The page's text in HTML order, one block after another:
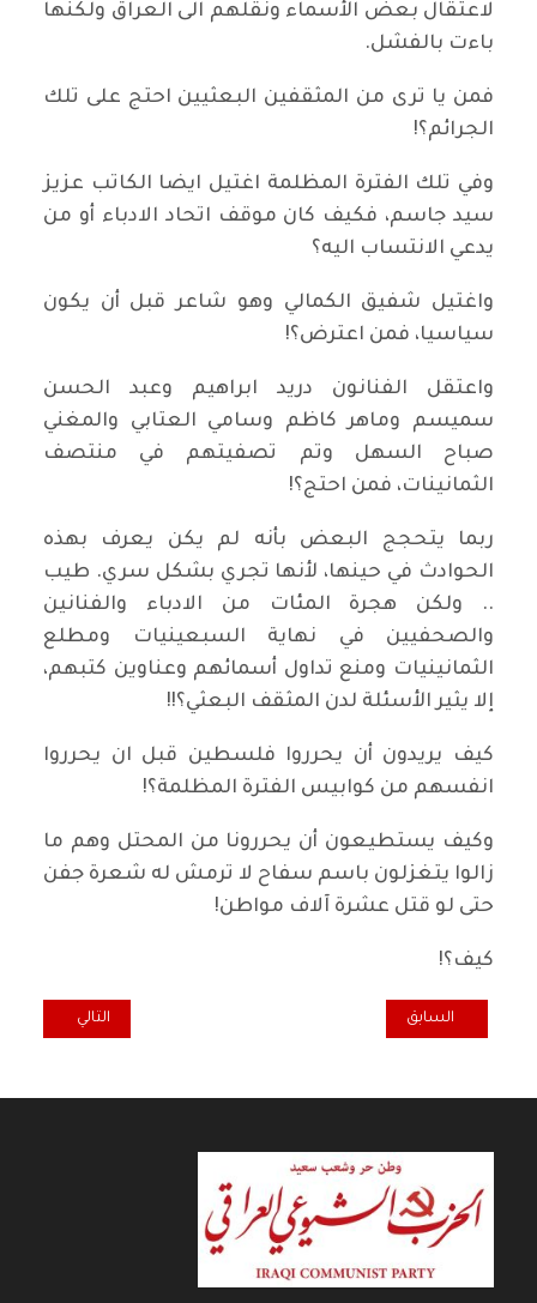
لاعتقال بعض الأسماء ونقلهم الى العراق ولكنها
باءت بالفشل.
فمن يا ترى من المثقفين البعثيين احتج على تلك
الجرائم؟!
وفي تلك الفترة المظلمة اغتيل ايضا الكاتب عزيز
سيد جاسم، فكيف كان موقف اتحاد الادباء أو من
يدعي الانتساب اليه؟
واغتيل شفيق الكمالي وهو شاعر قبل أن يكون
سياسيا، فمن اعترض؟!
واعتقل الفنانون دريد ابراهيم وعبد الحسن
سميسم وماهر كاظم وسامي العتابي والمغني
صباح السهل وتم تصفيتهم في منتصف
الثمانينات، فمن احتج؟!
ربما يتحجج البعض بأنه لم يكن يعرف بهذه
الحوادث في حينها، لأنها تجري بشكل سري. طيب
.. ولكن هجرة المئات من الادباء والفنانين
والصحفيين في نهاية السبعينيات ومطلع
الثمانينيات ومنع تداول أسمائهم وعناوين كتبهم،
إلا يثير الأسئلة لدن المثقف البعثي؟!!
كيف يريدون أن يحرروا فلسطين قبل ان يحرروا
انفسهم من كوابيس الفترة المظلمة؟!
وكيف يستطيعون أن يحررونا من المحتل وهم ما
زالوا يتغزلون باسم سفاح لا ترمش له شعرة جفن
حتى لو قتل عشرة آلاف مواطن!
كيف؟!
المقال السابق: همسة... مَنْ يقرأ مَنْ يسمع مَنْ يتأمل؟
السابق المقال التالي:
التالي